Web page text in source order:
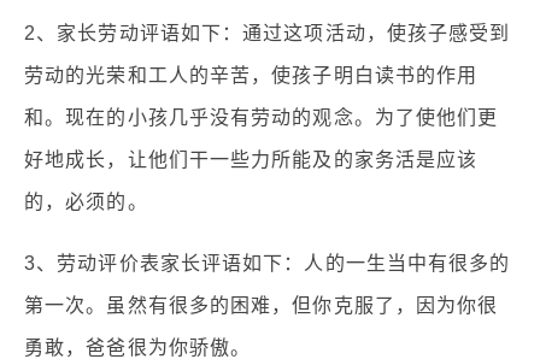
2、家长劳动评语如下：通过这项活动，使孩子感受到
劳动的光荣和工人的辛苦，使孩子明白读书的作用
和。现在的小孩几乎没有劳动的观念。为了使他们更
好地成长，让他们干一些力所能及的家务活是应该
的，必须的。
3、劳动评价表家长评语如下：人的一生当中有很多的
第一次。虽然有很多的困难，但你克服了，因为你很
勇敢，爸爸很为你骄傲。